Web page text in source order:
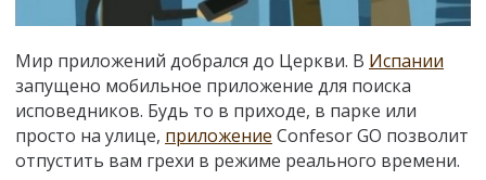
Мир приложений добрался до Церкви. В Испании
запущено мобильное приложение для поиска
исповедников. Будь то в приходе, в парке или
просто на улице, приложение Confesor GO позволит
отпустить вам грехи в режиме реального времени.